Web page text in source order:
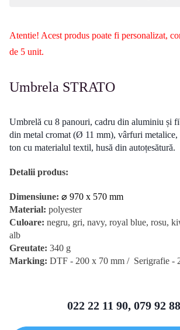
Atentie! Acest produs poate fi personalizat,
de 5 unit.
Umbrela STRATO
Umbrelă cu 8 panouri, cadru din aluminiu și
din metal cromat (Ø 11 mm), vârfuri metalice,
ton cu materialul textil, husă din autoțesătură.
Detalii produs:
Dimensiune: ⌀ 970 x 570 mm
Material: polyester
Culoare: negru, gri, navy, royal blue, rosu,
alb
Greutate: 340 g
Marking: DTF - 200 x 70 mm / Serigrafie -
022 22 11 90, 079 92